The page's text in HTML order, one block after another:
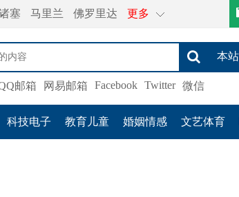
塞 马里兰 佛罗里达 更多
邮箱 网易邮箱 Facebook Twitter 微信
科技电子 教育儿童 婚姻情感 文艺体育